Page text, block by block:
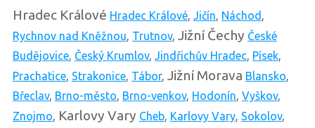
Hradec Králové Hradec Králové, Jičín, Náchod ,
Rychnov nad Kněžnou, Trutnov, Jižní Čechy České
Budějovice, Český Krumlov, Jindřichův Hradec, Písek,
Prachatice, Strakonice, Tábor, Jižní Morava Blansko,
Břeclav, Brno-město, Brno-venkov, Hodonín, Vyškov,
Znojmo, Karlovy Vary Cheb, Karlovy Vary, Sokolov,